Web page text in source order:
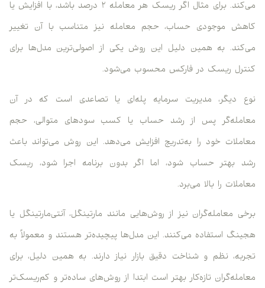
می‌کند. برای مثال اگر ریسک هر معامله ۲ درصد باشد، با افزایش یا
کاهش موجودی حساب، حجم معامله نیز متناسب با آن تغییر
می‌کند. به همین دلیل این روش یکی از اصولی‌ترین مدل‌ها برای
کنترل ریسک در فارکس محسوب می‌شود.
نوع دیگر، مدیریت سرمایه پله‌ای یا تصاعدی است که در آن
معامله‌گر پس از رشد حساب یا کسب سودهای متوالی، حجم
معاملات خود را به‌تدریج افزایش می‌دهد. این روش می‌تواند باعث
رشد بهتر حساب شود، اما اگر بدون برنامه اجرا شود، ریسک
معاملات را بالا می‌برد.
برخی معامله‌گران نیز از روش‌هایی مانند مارتینگل، آنتی‌مارتینگل یا
هجینگ استفاده می‌کنند. این مدل‌ها پیچیده‌تر هستند و معمولاً به
تجربه، نظم و شناخت دقیق بازار نیاز دارند. به همین دلیل، برای
معامله‌گران تازه‌کار بهتر است ابتدا از روش‌های ساده‌تر و کم‌ریسک‌تر